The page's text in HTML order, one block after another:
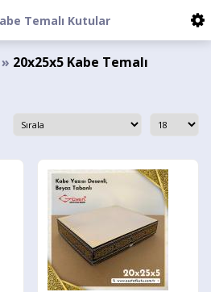
Temalı Kutular
» 20x25x5 Kabe Temalı